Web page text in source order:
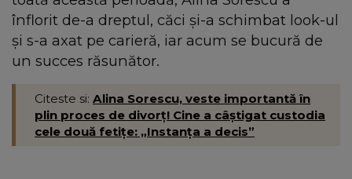
înflorit de-a dreptul, căci și-a schimbat look-ul
și s-a axat pe carieră, iar acum se bucură de
un succes răsunător.
Citeste si: Alina Sorescu, veste importantă în
plin proces de divorț! Cine a câștigat custodia
cele două fetițe: „Instanța a decis”